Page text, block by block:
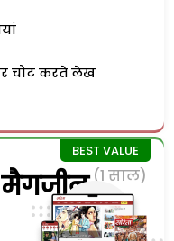
चोट करते लेख
मैगजीन (1 साल)